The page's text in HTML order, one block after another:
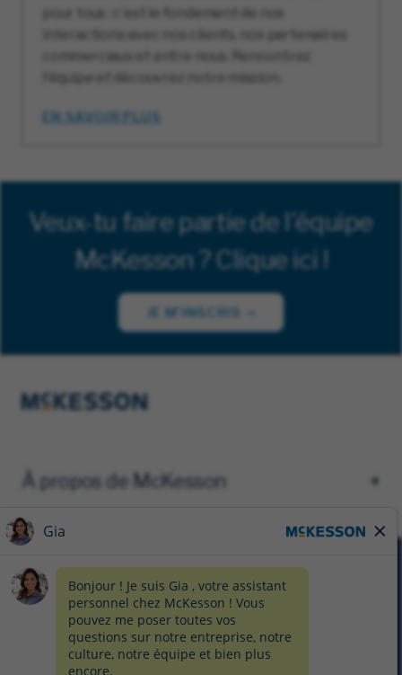
pour tous : c'est le fondement de nos
interactions avec nos clients, nos partenaires
commerciaux et entre nous. Rencontrez
EN SAVOIR PLUS
Veux-tu faire partie de l'équipe
McKesson ? Clique ici !
JE M'INSCRIS
À propos de McKesson
AVIS DE CONFIDENTIALITÉ
FORMULAIRE DE CONFIDENTIALITÉ
PRÉFÉRENCES EN MATIÈRE DE TÉMOINS